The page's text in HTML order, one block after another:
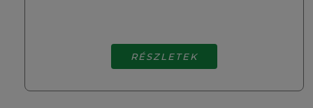
RÉSZLETEK